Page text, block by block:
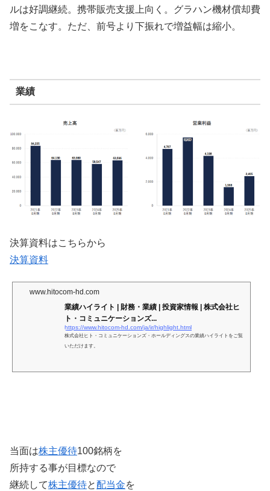
ルは好調継続。携帯販売支援上向く。グラハン機材償却費
増をこなす。ただ、前号より下振れで増益幅は縮小。
業績
決算資料はこちらから
決算資料
www.hitocom-hd.com
業績ハイライト | 財務・業績 | 投資家情報 | 株式会社ヒ
ト・コミュニケーションズ...
https://www.hitocom-hd.com/ja/ir/highlight.html
株式会社ヒト・コミュニケーションズ・ホールディングスの業績ハイライトをご覧
いただけます。
当面は株主優待100銘柄を
所持する事が目標なので
継続して株主優待と配当金を